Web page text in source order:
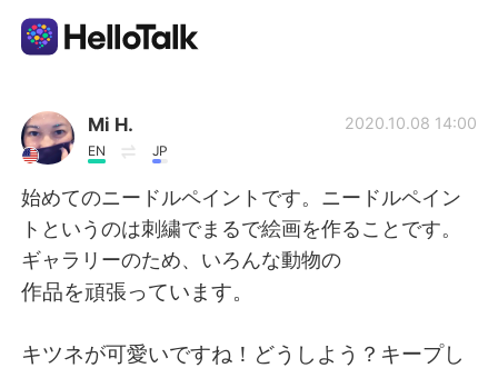
Aplicativo de troca de idioma
AI Grammar Checker
Português
Mi H.
EN JP
2020.10.08 14:00
始めてのニードルペイントです。ニードルペイン
トというのは刺繍でまるで絵画を作ることです。
ギャラリーのため、いろんな動物の
作品を頑張っています。
キツネが可愛いですね！どうしよう？キープし